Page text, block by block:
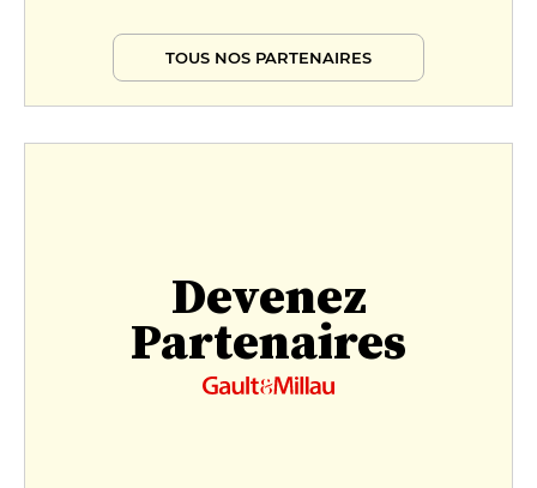
TOUS NOS PARTENAIRES
Devenez
Partenaires